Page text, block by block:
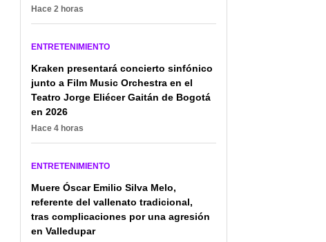
Hace 2 horas
ENTRETENIMIENTO
Kraken presentará concierto sinfónico
junto a Film Music Orchestra en el
Teatro Jorge Eliécer Gaitán de Bogotá
en 2026
Hace 4 horas
ENTRETENIMIENTO
Muere Óscar Emilio Silva Melo,
referente del vallenato tradicional,
tras complicaciones por una agresión
en Valledupar